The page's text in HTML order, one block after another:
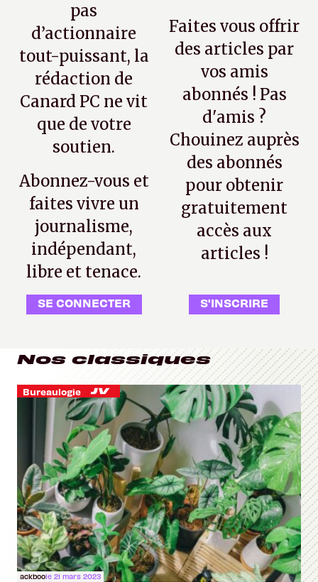
pas
d’actionnaire
tout-puissant, la
rédaction de
Canard PC ne vit
que de votre
soutien.
Abonnez-vous et
faites vivre un
journalisme,
indépendant,
libre et tenace.
SE CONNECTER
Faites vous offrir
des articles par
vos amis
abonnés ! Pas
d'amis ?
Chouinez auprès
des abonnés
pour obtenir
gratuitement
accès aux
articles !
S'INSCRIRE
Nos classiques
Bureaulogie
ackboole 21 mars 2023